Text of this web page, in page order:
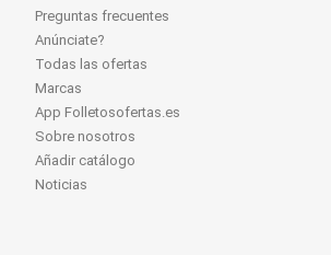
Preguntas frecuentes
Anúnciate?
Todas las ofertas
Marcas
App Folletosofertas.es
Sobre nosotros
Añadir catálogo
Noticias